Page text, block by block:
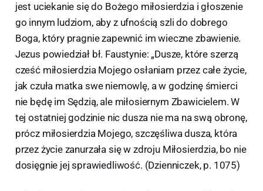
jest uciekanie się do Bożego miłosierdzia i głoszenie
go innym ludziom, aby z ufnością szli do dobrego
Boga, który pragnie zapewnić im wieczne zbawienie.
Jezus powiedział bł. Faustynie: „Dusze, które szerzą
cześć miłosierdzia Mojego osłaniam przez całe życie,
jak czuła matka swe niemowlę, a w godzinę śmierci
nie będę im Sędzią, ale miłosiernym Zbawicielem. W
tej ostatniej godzinie nic dusza nie ma na swą obronę,
prócz miłosierdzia Mojego, szczęśliwa dusza, która
przez życie zanurzała się w zdroju Miłosierdzia, bo nie
dosięgnie jej sprawiedliwość. (Dzienniczek, p. 1075)